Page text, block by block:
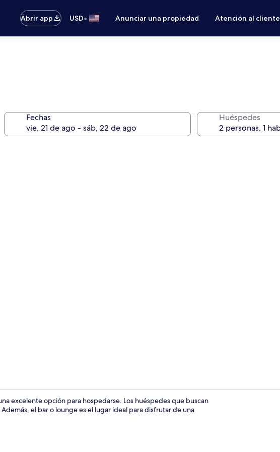
Abrir app USD• Anunciar una propiedad Atención al cliente
Fechas Huéspedes
excelente opción para hospedarse. Los huéspedes que buscan
el bar o lounge es el lugar ideal para disfrutar de una